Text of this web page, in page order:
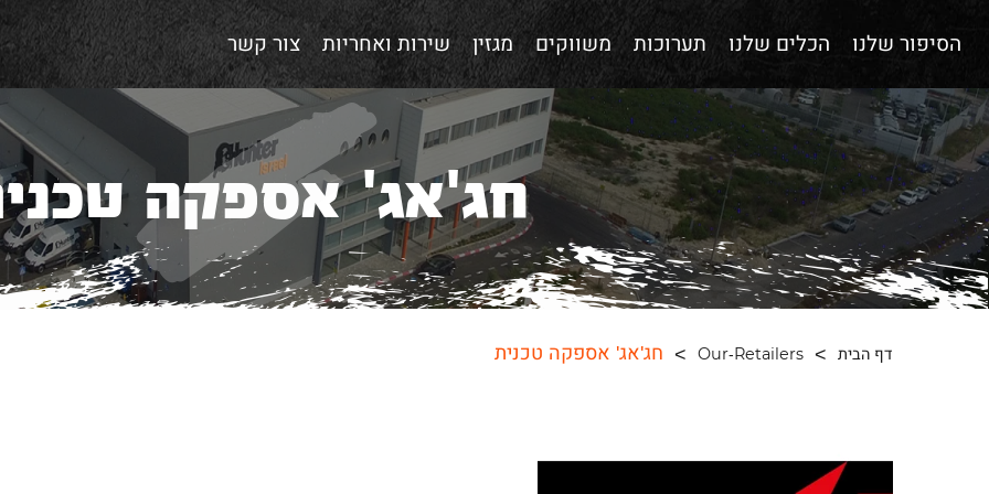
הסיפור שלנו הכלים שלנו תערוכות משווקים מגזין שירות ואחריות צור קשר
חג'אג' אספקה
דף הבית Our-Retailers חג'אג' אספקה טכנית